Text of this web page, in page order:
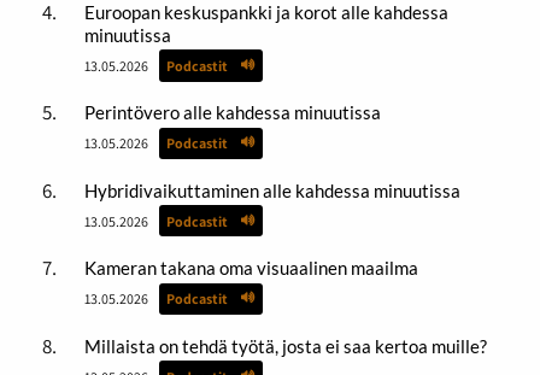
Euroopan keskuspankki ja korot alle kahdessa
minuutissa
13.05.2026 Podcastit
Perintövero alle kahdessa minuutissa
13.05.2026 Podcastit
Hybridivaikuttaminen alle kahdessa minuutissa
13.05.2026 Podcastit
Kameran takana oma visuaalinen maailma
13.05.2026 Podcastit
Millaista on tehdä työtä, josta ei saa kertoa muille?